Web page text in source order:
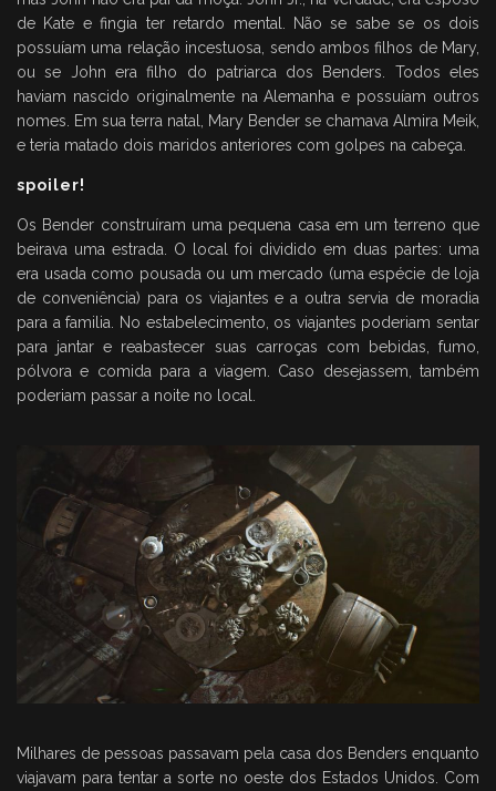
de Kate e fingia ter retardo mental. Não se sabe se os dois
possuíam uma relação incestuosa, sendo ambos filhos de Mary,
ou se John era filho do patriarca dos Benders. Todos eles
haviam nascido originalmente na Alemanha e possuíam outros
nomes. Em sua terra natal, Mary Bender se chamava Almira Meik,
e teria matado dois maridos anteriores com golpes na cabeça.
spoiler!
Os Bender construíram uma pequena casa em um terreno que
beirava uma estrada. O local foi dividido em duas partes: uma
era usada como pousada ou um mercado (uma espécie de loja
de conveniência) para os viajantes e a outra servia de moradia
para a familia. No estabelecimento, os viajantes poderiam sentar
para jantar e reabastecer suas carroças com bebidas, fumo,
pólvora e comida para a viagem. Caso desejassem, também
poderiam passar a noite no local.
Milhares de pessoas passavam pela casa dos Benders enquanto
viajavam para tentar a sorte no oeste dos Estados Unidos. Com